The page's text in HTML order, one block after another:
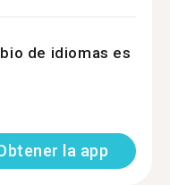
de idiomas es
la app